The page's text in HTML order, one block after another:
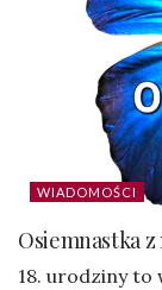
WIADOMOŚCI
Osiemnastka
18. urodziny to